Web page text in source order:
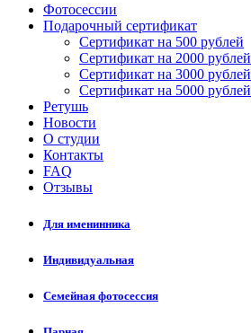
Фотосессии
Подарочный сертификат
Сертификат на 500 рублей
Сертификат на 2000 рублей
Сертификат на 3000 рублей
Сертификат на 5000 рублей
Ретушь
Новости
О студии
Контакты
FAQ
Отзывы
Для именинника
Индивидуальная
Семейная фотосессия